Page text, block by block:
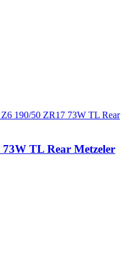
TL Rear Metzeler